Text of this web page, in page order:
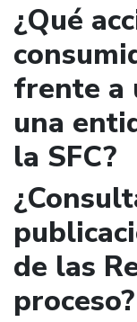
¿Qué
frente a
una
la SFC?
de las
proceso?